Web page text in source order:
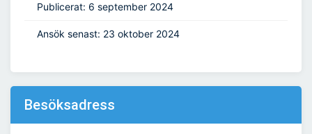
Publicerat: 6 september 2024
Ansök senast: 23 oktober 2024
Besöksadress